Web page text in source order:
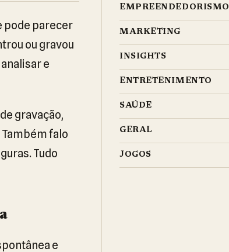
pode parecer
ou gravou
e
gravação,
falo
Tudo
e
EMPREENDEDORISMO
MARKETING
INSIGHTS
ENTRETENIMENTO
SAÚDE
GERAL
JOGOS